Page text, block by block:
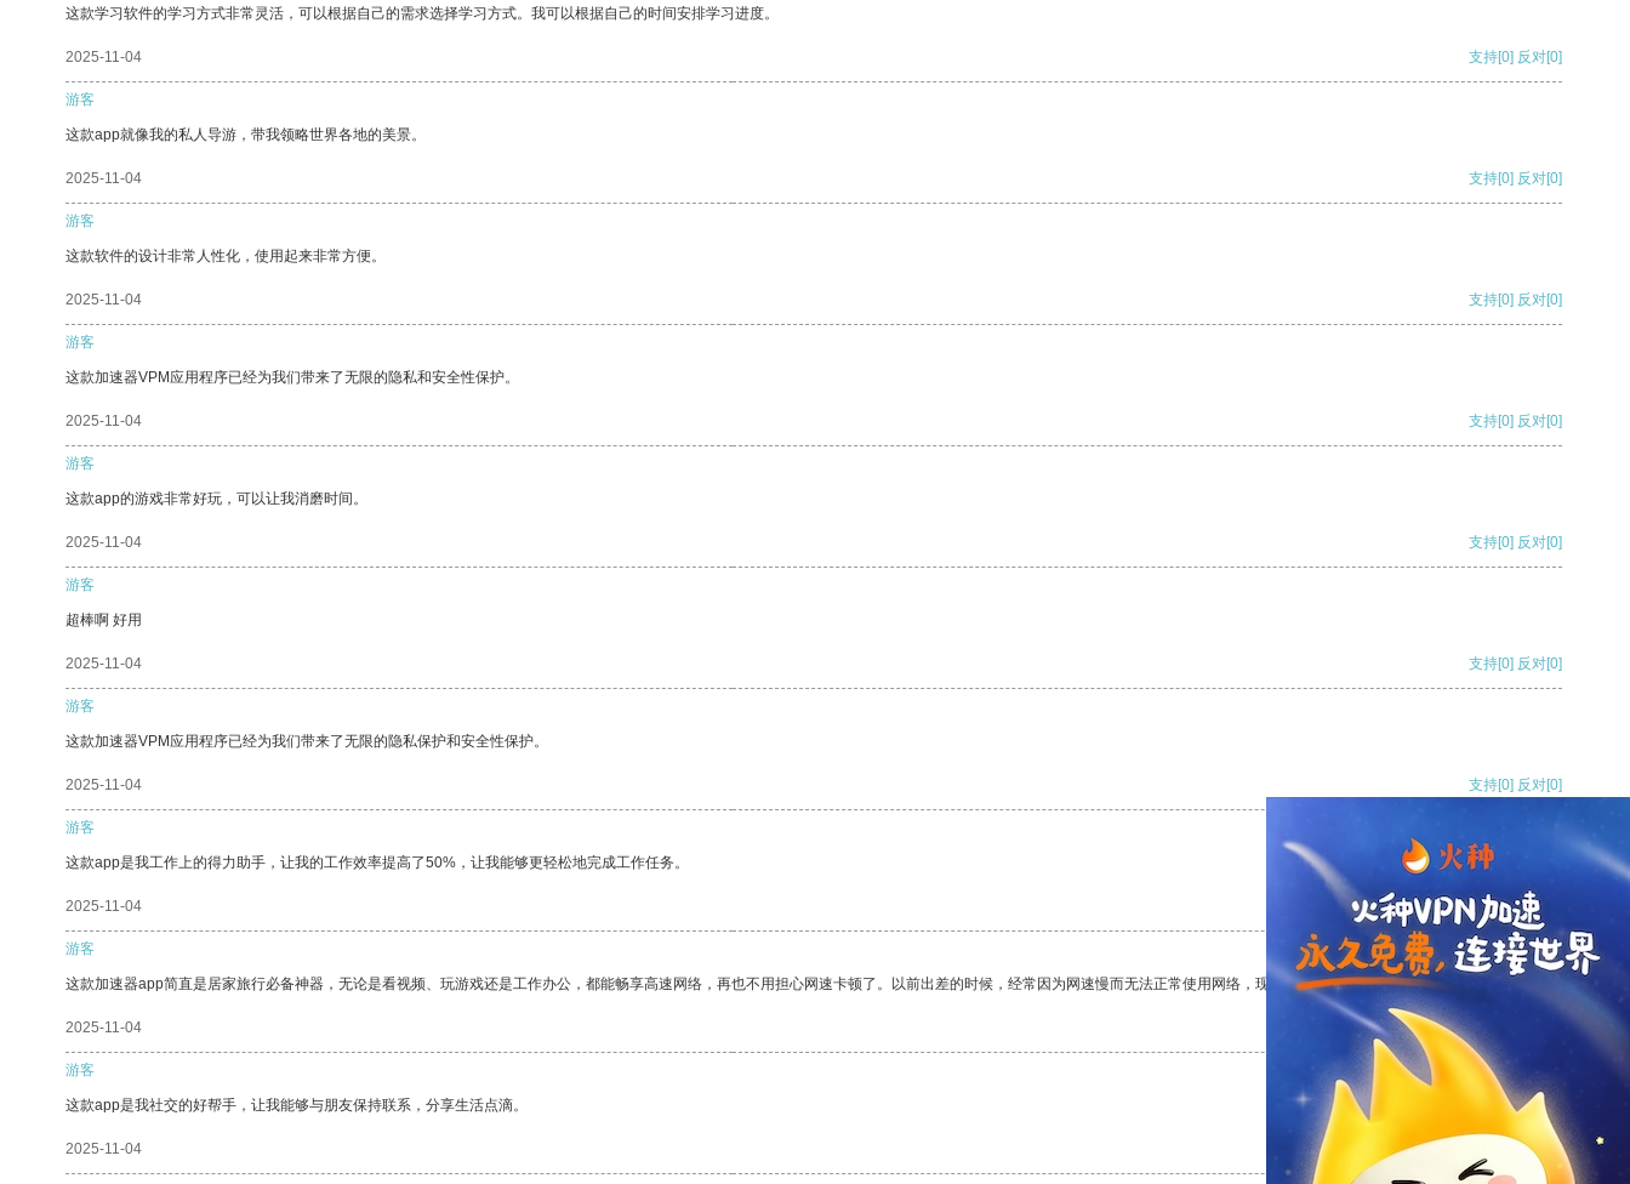
这款学习软件的学习方式非常灵活，可以根据自己的需求选择学习方式。我可以根据自己的时间安排学习进度。
2025-11-04 支持[0] 反对[0]
游客
这款app就像我的私人导游，带我领略世界各地的美景。
2025-11-04 支持[0] 反对[0]
游客
这款软件的设计非常人性化，使用起来非常方便。
2025-11-04 支持[0] 反对[0]
游客
这款加速器VPM应用程序已经为我们带来了无限的隐私和安全性保护。
2025-11-04 支持[0] 反对[0]
游客
这款app的游戏非常好玩，可以让我消磨时间。
2025-11-04 支持[0] 反对[0]
游客
超棒啊 好用
2025-11-04 支持[0] 反对[0]
游客
这款加速器VPM应用程序已经为我们带来了无限的隐私保护和安全性保护。
2025-11-04 支持[0] 反对[0]
游客
这款app是我工作上的得力助手，让我的工作效率提高了50%，让我能够更轻松地完成工作任务。
2025-11-04 支持[0] 反对
游客
这款加速器app简直是居家旅行必备神器，无论是看视频、玩游戏还是工作办公，都能畅享高速网络，再也不用担心网速卡顿了。以前出差的时候，经常因为网速慢而无法正常使用网络，现在有了这个app，我再也不用担心了。
2025-11-04 支持
游客
这款app是我社交的好帮手，让我能够与朋友保持联系，分享生活点滴。
2025-11-04 反对 [0]